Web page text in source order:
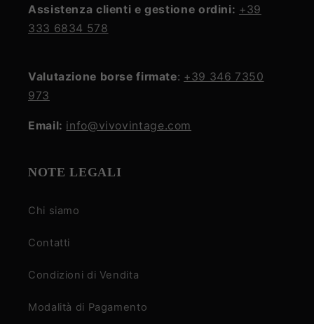
Assistenza clienti e gestione ordini: +39
333 6834 578
Valutazione borse firmate: +39 346 7350
973
Email: info@vivovintage.com
NOTE LEGALI
Chi siamo
Contatti
Condizioni di Vendita
Modalità di Pagamento